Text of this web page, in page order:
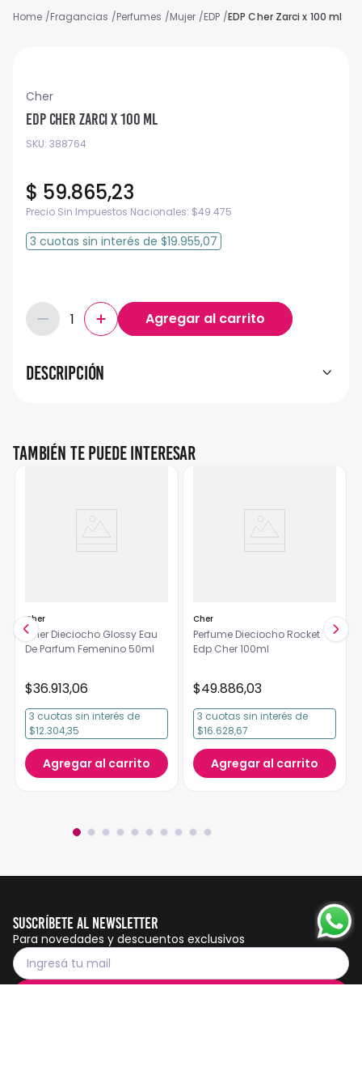
Fragancias Perfumes Mujer EDP EDP Cher Zarci x 100 ml
Cher
EDP Cher Zarci x 100 ml
SKU: 388764
$ 59.865,23
Precio Sin Impuestos Nacionales: $49.475
3 cuotas sin interés de $19.955,07
Descripción
También te puede interesar
Cher
Cher Dieciocho Glossy Eau
De Parfum Femenino 50ml
$36.913,06
3 cuotas sin interés de
$12.304,35
Agregar al carrito
Cher
Perfume Dieciocho Rocket
Edp Cher 100ml
$49.886,03
3 cuotas sin interés de
$16.628,67
Agregar al carrito
Suscríbete al Newsletter
Para novedades y descuentos exclusivos